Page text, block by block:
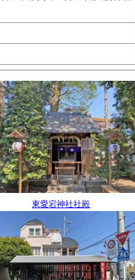
東愛宕神社社殿